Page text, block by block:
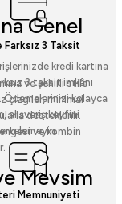
Genel
ve şehirli stile
çizgiler, minimal
desteklenir.
ve kombin
Mevsim
Farksız 3 Taksit
kredi kartına
3 taksit imkânı
Ödemelerinizi kolayca
alışveriş keyfini
ertelemeyin.
Memnuniyeti